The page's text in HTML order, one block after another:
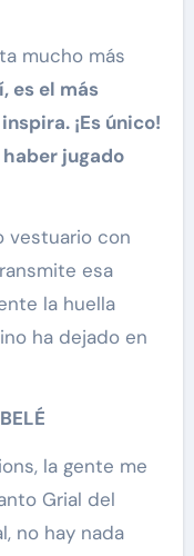
mucho más
es el más
¡Es único!
jugado
vestuario con
esa
la huella
ha dejado en
la gente me
Grial del
no hay nada